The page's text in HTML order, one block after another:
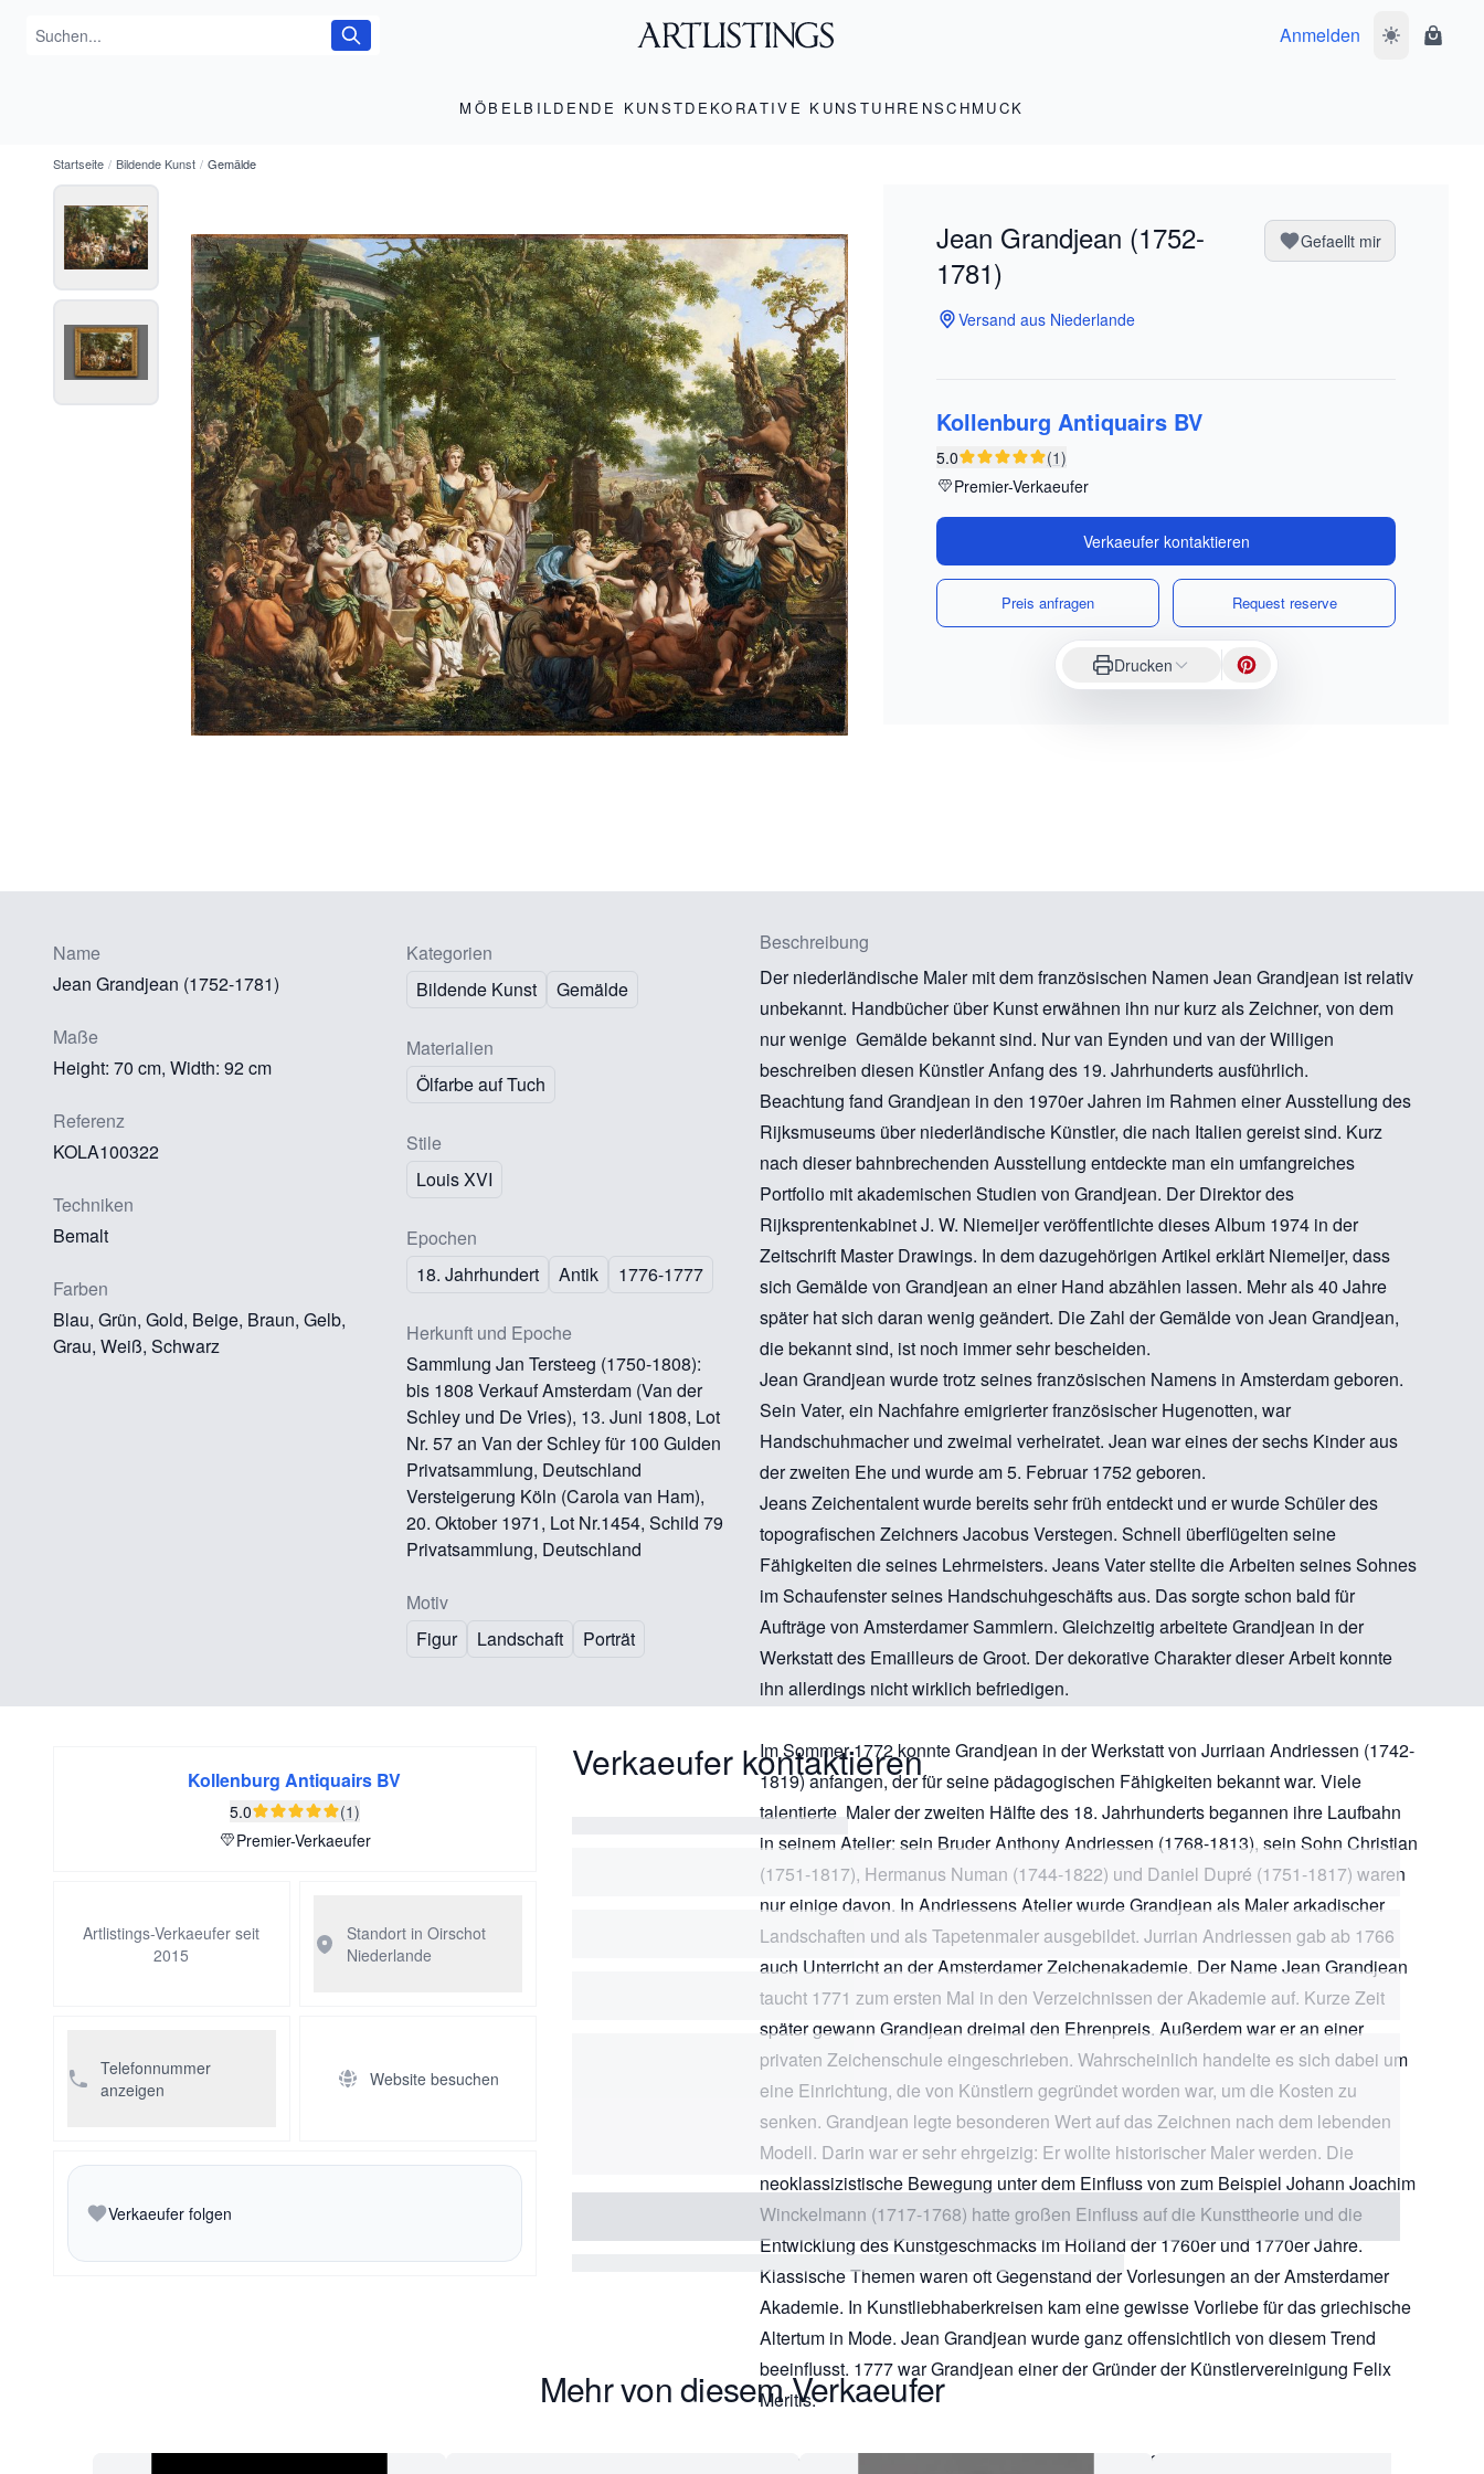
Anmelden
MÖBELBILDENDE KUNSTDEKORATIVE KUNSTUHRENSCHMUCK
Startseite / Bildende Kunst / Gemälde
Jean Grandjean (1752-
1781)
Gefaellt mir
Versand aus Niederlande
Kollenburg Antiquairs BV
5.0
(1)
Premier-Verkaeufer
Verkaeufer kontaktieren
Preis anfragen Request reserve
Drucken
Name
Jean Grandjean (1752-1781)
Maße
Height: 70 cm, Width: 92 cm
Referenz
KOLA100322
Techniken
Bemalt
Farben
Blau, Grün, Gold, Beige, Braun, Gelb,
Grau, Weiß, Schwarz
Kategorien
Bildende Kunst
Gemälde
Materialien
Ölfarbe auf Tuch
Stile
Louis XVI
Epochen
18. Jahrhundert
Antik 1776-1777
Herkunft und Epoche
Sammlung Jan Tersteeg (1750-1808):
bis 1808 Verkauf Amsterdam (Van der
Schley und De Vries), 13. Juni 1808, Lot
Nr. 57 an Van der Schley für 100 Gulden
Privatsammlung, Deutschland
Versteigerung Köln (Carola van Ham),
20. Oktober 1971, Lot Nr.1454, Schild 79
Privatsammlung, Deutschland
Motiv
Figur
Landschaft Porträt
Beschreibung
Der niederländische Maler mit dem französischen Namen Jean Grandjean ist relativ
unbekannt. Handbücher über Kunst erwähnen ihn nur kurz als Zeichner, von dem
nur wenige Gemälde bekannt sind. Nur van Eynden und van der Willigen
beschreiben diesen Künstler Anfang des 19. Jahrhunderts ausführlich.
Beachtung fand Grandjean in den 1970er Jahren im Rahmen einer Ausstellung des
Rijksmuseums über niederländische Künstler, die nach Italien gereist sind. Kurz
nach dieser bahnbrechenden Ausstellung entdeckte man ein umfangreiches
Portfolio mit akademischen Studien von Grandjean. Der Direktor des
Rijksprentenkabinet J. W. Niemeijer veröffentlichte dieses Album 1974 in der
Zeitschrift Master Drawings. In dem dazugehörigen Artikel erklärt Niemeijer, dass
sich Gemälde von Grandjean an einer Hand abzählen lassen. Mehr als 40 Jahre
später hat sich daran wenig geändert. Die Zahl der Gemälde von Jean Grandjean,
die bekannt sind, ist noch immer sehr bescheiden.
Jean Grandjean wurde trotz seines französischen Namens in Amsterdam geboren.
Sein Vater, ein Nachfahre emigrierter französischer Hugenotten, war
Handschuhmacher und zweimal verheiratet. Jean war eines der sechs Kinder aus
der zweiten Ehe und wurde am 5. Februar 1752 geboren.
Jeans Zeichentalent wurde bereits sehr früh entdeckt und er wurde Schüler des
topografischen Zeichners Jacobus Verstegen. Schnell überflügelten seine
Fähigkeiten die seines Lehrmeisters. Jeans Vater stellte die Arbeiten seines Sohnes
im Schaufenster seines Handschuhgeschäfts aus. Das sorgte schon bald für
Aufträge von Amsterdamer Sammlern. Gleichzeitig arbeitete Grandjean in der
Werkstatt des Emailleurs de Groot. Der dekorative Charakter dieser Arbeit konnte
ihn allerdings nicht wirklich befriedigen.
Im Sommer 1772 konnte Grandjean in der Werkstatt von Jurriaan Andriessen (1742-
1819) anfangen, der für seine pädagogischen Fähigkeiten bekannt war. Viele
talentierte Maler der zweiten Hälfte des 18. Jahrhunderts begannen ihre Laufbahn
in seinem Atelier: sein Bruder Anthony Andriessen (1768-1813), sein Sohn Christian
(1751-1817), Hermanus Numan (1744-1822) und Daniel Dupré (1751-1817) waren
nur einige davon. In Andriessens Atelier wurde Grandjean als Maler arkadischer
Landschaften und als Tapetenmaler ausgebildet. Jurrian Andriessen gab ab 1766
auch Unterricht an der Amsterdamer Zeichenakademie. Der Name Jean Grandjean
taucht 1771 zum ersten Mal in den Verzeichnissen der Akademie auf. Kurze Zeit
später gewann Grandjean dreimal den Ehrenpreis. Außerdem war er an einer
privaten Zeichenschule eingeschrieben. Wahrscheinlich handelte es sich dabei um
eine Einrichtung, die von Künstlern gegründet worden war, um die Kosten zu
senken. Grandjean legte besonderen Wert auf das Zeichnen nach dem lebenden
Modell. Darin war er sehr ehrgeizig: Er wollte historischer Maler werden. Die
neoklassizistische Bewegung unter dem Einfluss von zum Beispiel Johann Joachim
Winckelmann (1717-1768) hatte großen Einfluss auf die Kunsttheorie und die
Entwicklung des Kunstgeschmacks im Holland der 1760er und 1770er Jahre.
Klassische Themen waren oft Gegenstand der Vorlesungen an der Amsterdamer
Akademie. In Kunstliebhaberkreisen kam eine gewisse Vorliebe für das griechische
Altertum in Mode. Jean Grandjean wurde ganz offensichtlich von diesem Trend
beeinflusst. 1777 war Grandjean einer der Gründer der Künstlervereinigung Felix
Meritis.
Die beiden Kunstliebhaber, Amateurzeichner und Sammler Jan Tersteeg (1750-
Kollenburg Antiquairs BV
5.0
(1)
Premier-Verkaeufer
Artlistings-Verkaeufer seit
2015
Standort in Oirschot
Niederlande
Telefonnummer
anzeigen
Website besuchen
Verkaeufer folgen
Verkaeufer kontaktieren
Mehr von diesem Verkaeufer